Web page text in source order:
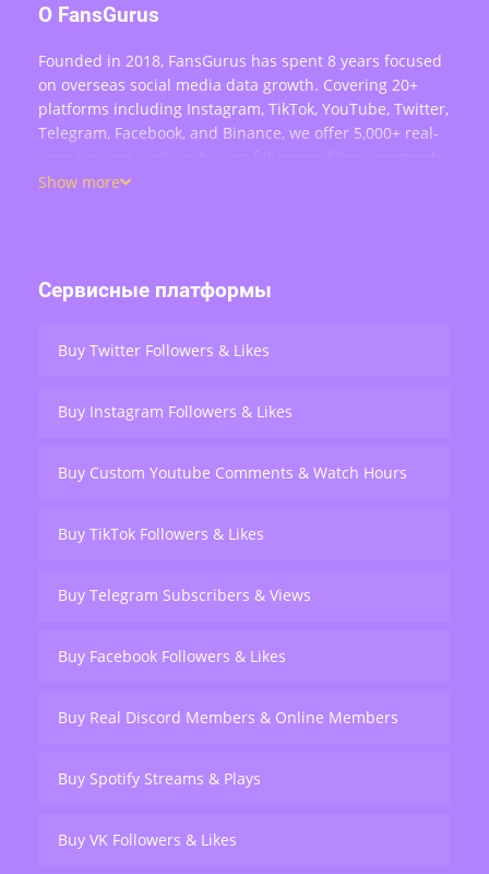
О FansGurus
Founded in 2018, FansGurus has spent 8 years focused
on overseas social media data growth. Covering 20+
platforms including Instagram, TikTok, YouTube, Twitter,
Telegram, Facebook, and Binance, we offer 5,000+ real-
views, retweets, and live stream engagement — serving
Show more
Сервисные платформы
Buy Twitter Followers & Likes
Buy Instagram Followers & Likes
Buy Custom Youtube Comments & Watch Hours
Buy TikTok Followers & Likes
Buy Telegram Subscribers & Views
Buy Facebook Followers & Likes
Buy Real Discord Members & Online Members
Buy Spotify Streams & Plays
Buy VK Followers & Likes